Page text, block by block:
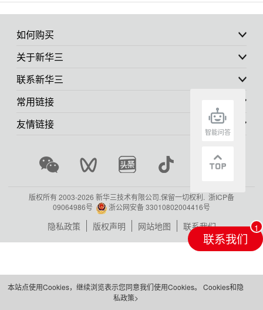
如何购买
关于新华三
联系新华三
常用链接
友情链接
版权所有 2003-2026 新华三技术有限公司.保留一切权利. 浙ICP备
09064986号
浙公网安备 33010802004416号
隐私政策 版权声明 网站地图 联系我们
联系我们
本站点使用Cookies，继续浏览表示您同意我们使用Cookies。 Cookies和隐
私政策>
智能问答